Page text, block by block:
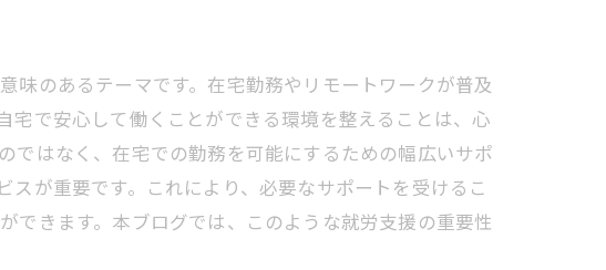
味のあるテーマです。在宅勤務やリモートワークが普及
で安心して働くことができる環境を整えることは、心
ではなく、在宅での勤務を可能にするための幅広いサポ
が重要です。これにより、必要なサポートを受けるこ
できます。本ブログでは、このような就労支援の重要性